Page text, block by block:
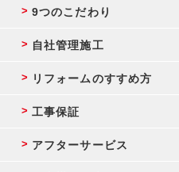
9つのこだわり
自社管理施工
リフォームのすすめ方
工事保証
アフターサービス